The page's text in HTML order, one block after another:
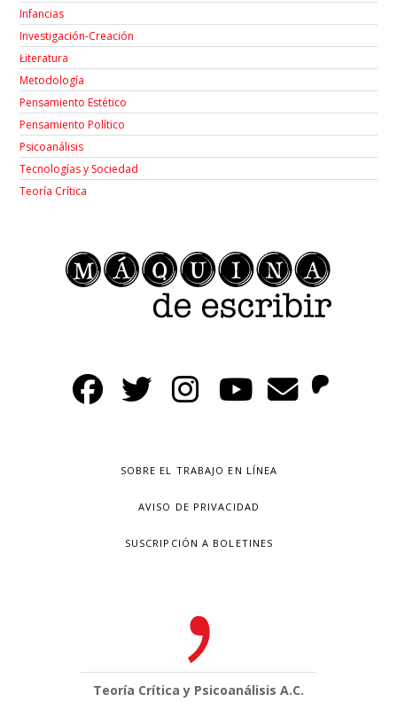
Infancias
Investigación-Creación
Łiteratura
Metodología
Pensamiento Estético
Pensamiento Político
Psicoanálisis
Tecnologías y Sociedad
Teoría Crítica
SOBRE EL TRABAJO EN LÍNEA
AVISO DE PRIVACIDAD
SUSCRIPCIÓN A BOLETINES
Teoría Crítica y Psicoanálisis A.C.